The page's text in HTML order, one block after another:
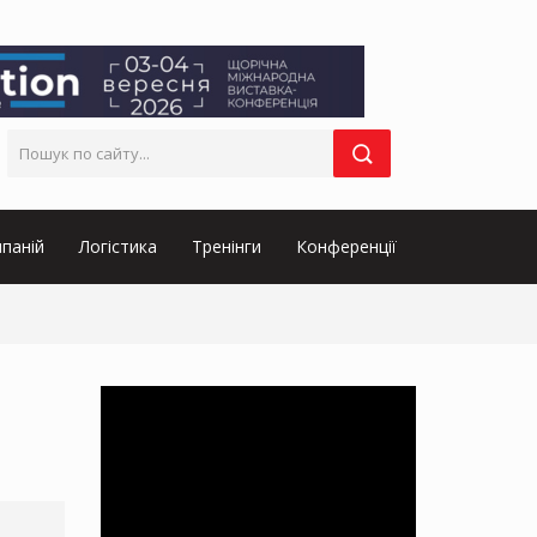
Логістика Тренінги Конференції